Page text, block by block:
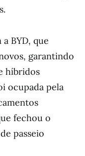
BYD, que
garantindo
híbridos
ocupada pela
fechou o
passeio